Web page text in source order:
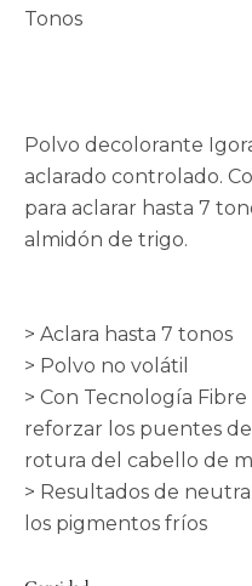
Tonos
Polvo decolorante
aclarado controlado.
para aclarar hasta 7
almidón de trigo.
> Aclara hasta 7 tonos
> Polvo no volátil
> Con Tecnología
reforzar los puentes
rotura del cabello de
> Resultados de
los pigmentos fríos